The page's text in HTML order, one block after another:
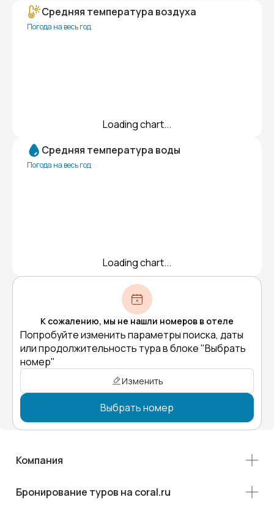
Средняя температура воздуха
Погода на весь год
Loading chart...
Средняя температура воды
Погода на весь год
Loading chart...
К сожалению, мы не нашли номеров в отеле
Попробуйте изменить параметры поиска, даты
или продолжительность тура в блоке "Выбрать
номер"
Изменить
Выбрать номер
Компания
Бронирование туров на coral.ru